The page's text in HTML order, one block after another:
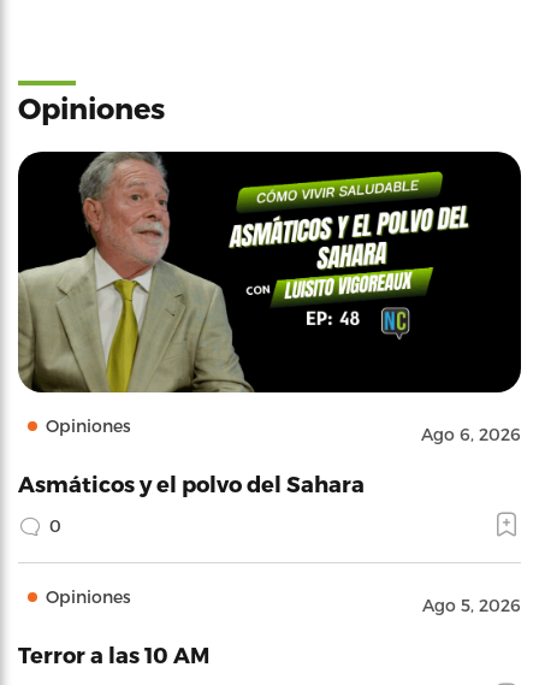
Opiniones
Opiniones Ago 6, 2026
Asmáticos y el polvo del Sahara
0
Opiniones Ago 5, 2026
Terror a las 10 AM